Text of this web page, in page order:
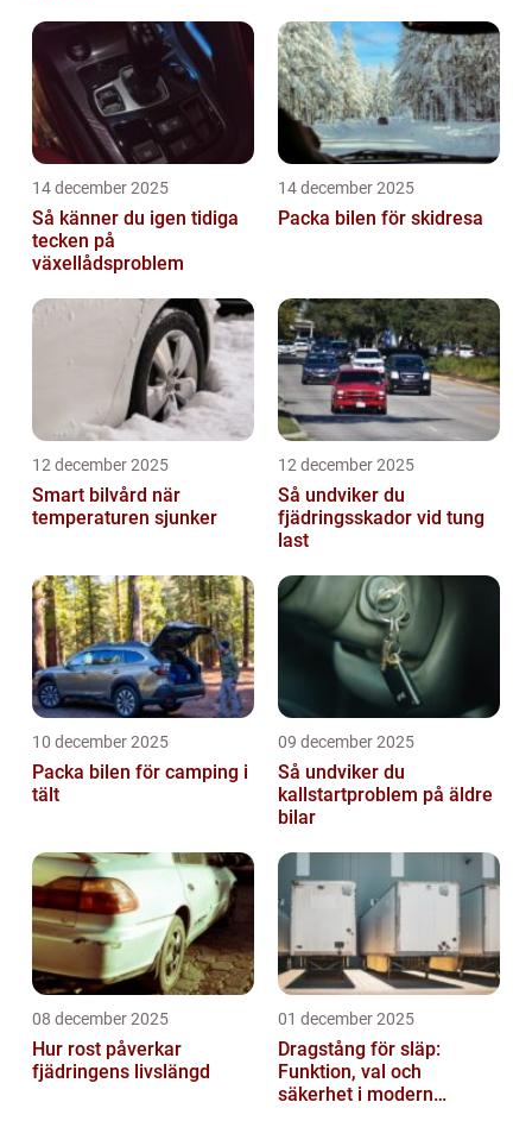
14 december 2025
Så känner du igen tidiga
tecken på
växellådsproblem
14 december 2025
Packa bilen för skidresa
12 december 2025
Smart bilvård när
temperaturen sjunker
12 december 2025
Så undviker du
fjädringsskador vid tung
last
10 december 2025
Packa bilen för camping i
tält
09 december 2025
Så undviker du
kallstartproblem på äldre
bilar
08 december 2025
Hur rost påverkar
fjädringens livslängd
01 december 2025
Dragstång för släp:
Funktion, val och
säkerhet i modern